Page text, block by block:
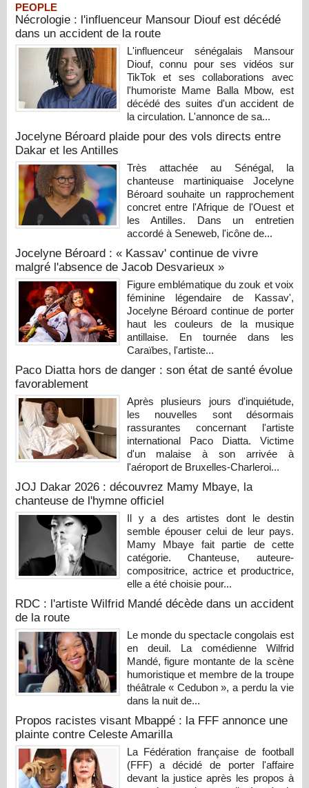
PEOPLE
Nécrologie : l'influenceur Mansour Diouf est décédé
dans un accident de la route
L'influenceur sénégalais Mansour
Diouf, connu pour ses vidéos sur
TikTok et ses collaborations avec
l'humoriste Mame Balla Mbow, est
décédé des suites d'un accident de
la circulation. L'annonce de sa...
Jocelyne Béroard plaide pour des vols directs entre
Dakar et les Antilles
Très attachée au Sénégal, la
chanteuse martiniquaise Jocelyne
Béroard souhaite un rapprochement
concret entre l'Afrique de l'Ouest et
les Antilles. Dans un entretien
accordé à Seneweb, l'icône de...
Jocelyne Béroard : « Kassav' continue de vivre
malgré l'absence de Jacob Desvarieux »
Figure emblématique du zouk et voix
féminine légendaire de Kassav',
Jocelyne Béroard continue de porter
haut les couleurs de la musique
antillaise. En tournée dans les
Caraïbes, l'artiste...
Paco Diatta hors de danger : son état de santé évolue
favorablement
Après plusieurs jours d'inquiétude,
les nouvelles sont désormais
rassurantes concernant l'artiste
international Paco Diatta. Victime
d'un malaise à son arrivée à
l'aéroport de Bruxelles-Charleroi...
JOJ Dakar 2026 : découvrez Mamy Mbaye, la
chanteuse de l'hymne officiel
Il y a des artistes dont le destin
semble épouser celui de leur pays.
Mamy Mbaye fait partie de cette
catégorie. Chanteuse, auteure-
compositrice, actrice et productrice,
elle a été choisie pour...
RDC : l'artiste Wilfrid Mandé décède dans un accident
de la route
Le monde du spectacle congolais est
en deuil. La comédienne Wilfrid
Mandé, figure montante de la scène
humoristique et membre de la troupe
théâtrale « Cedubon », a perdu la vie
dans la nuit de...
Propos racistes visant Mbappé : la FFF annonce une
plainte contre Celeste Amarilla
La Fédération française de football
(FFF) a décidé de porter l'affaire
devant la justice après les propos à